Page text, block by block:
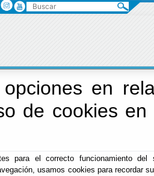
en
de cookies en
para el correcto funcionamiento del
usamos cookies para recordar
Diputación
Buscar